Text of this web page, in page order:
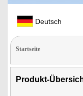
Deutsch
Startseite
Produkt-